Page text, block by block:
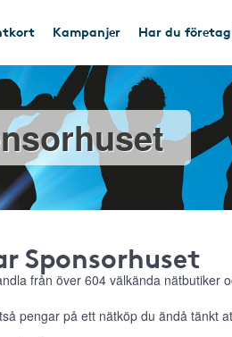
Kampanjer Har du
Sponsorhuset
från över 604 välkända nätbutiker
pengar på ett nätköp du ändå tänkt